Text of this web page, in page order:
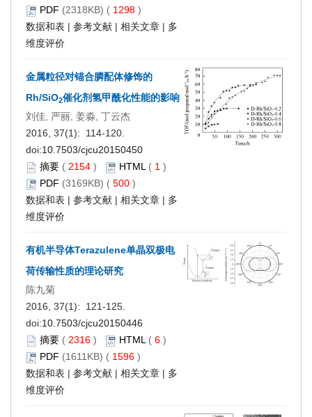
PDF (2318KB) ( 1298 )
数据和表 | 参考文献 | 相关文章 | 多
维度评价
金属粒径对锚合膦配体修饰的
Rh/SiO2催化剂氢甲酰化性能的影响
刘佳, 严丽, 姜淼, 丁云杰
2016, 37(1): 114-120.
doi:10.7503/cjcu20150450
摘要 ( 2154 ) HTML( 1 )
PDF (3169KB) ( 500 )
数据和表 | 参考文献 | 相关文章 | 多
维度评价
有机半导体Terazulene单晶双极电
荷传输性质的理论研究
陈九菊
2016, 37(1): 121-125.
doi:10.7503/cjcu20150446
摘要 ( 2316 ) HTML( 6 )
PDF (1611KB) ( 1596 )
数据和表 | 参考文献 | 相关文章 | 多
维度评价